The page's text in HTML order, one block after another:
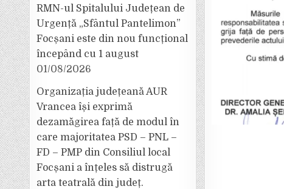
RMN-ul Spitalului Județean de
Urgență „Sfântul Pantelimon”
Focșani este din nou funcțional
începând cu 1 august
01/08/2026
Organizația județeană AUR
Vrancea își exprimă
dezamăgirea față de modul în
care majoritatea PSD – PNL –
FD – PMP din Consiliul local
Focșani a înțeles să distrugă
arta teatrală din județ.